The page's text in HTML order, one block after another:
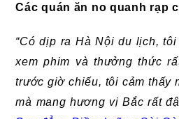
Các quán ăn no quanh rạp
“Có dịp ra Hà Nội du lịch,
xem phim và thưởng thức
trước giờ chiếu, tôi cảm thấy
mà mang hương vị Bắc rất